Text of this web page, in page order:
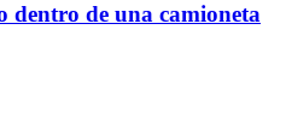
dentro de una camioneta